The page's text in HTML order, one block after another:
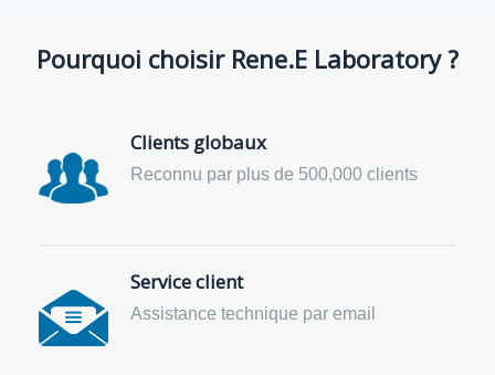
Pourquoi choisir Rene.E Laboratory ?
Clients globaux
Reconnu par plus de 500,000 clients
Service client
Assistance technique par email